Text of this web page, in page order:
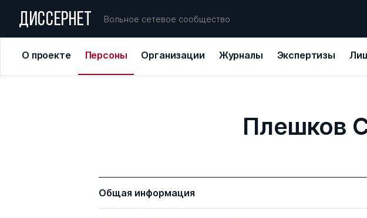
ДИССЕРНЕТ Вольное сетевое сообщество
О проекте Персоны Организации Журналы Экспертизы
Плешков
Общая информация